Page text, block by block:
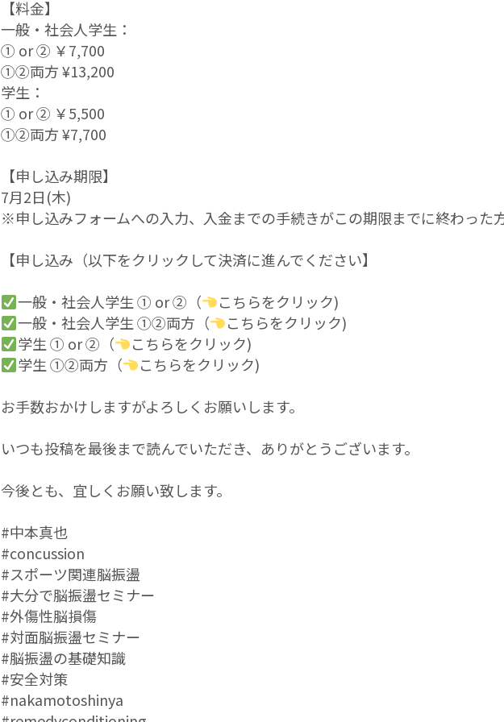
【料金】
一般・社会人学生：
① or ② ￥7,700
①②両方 ¥13,200
学生：
① or ② ￥5,500
①②両方 ¥7,700
【申し込み期限】
7月2日(木)
※申し込みフォームへの入力、入金までの手続きがこの期限までに終わった
【申し込み（以下をクリックして決済に進んでください】
一般・社会人学生 ① or ②（
こちらをクリック)
一般・社会人学生 ①②両方（
こちらをクリック)
学生 ① or ②（
こちらをクリック)
学生 ①②両方（
こちらをクリック)
お手数おかけしますがよろしくお願いします。
いつも投稿を最後まで読んでいただき、ありがとうございます。
今後とも、宜しくお願い致します。
#中本真也
#concussion
#スポーツ関連脳振盪
#大分で脳振盪セミナー
#外傷性脳損傷
#対面脳振盪セミナー
#脳振盪の基礎知識
#安全対策
#nakamotoshinya